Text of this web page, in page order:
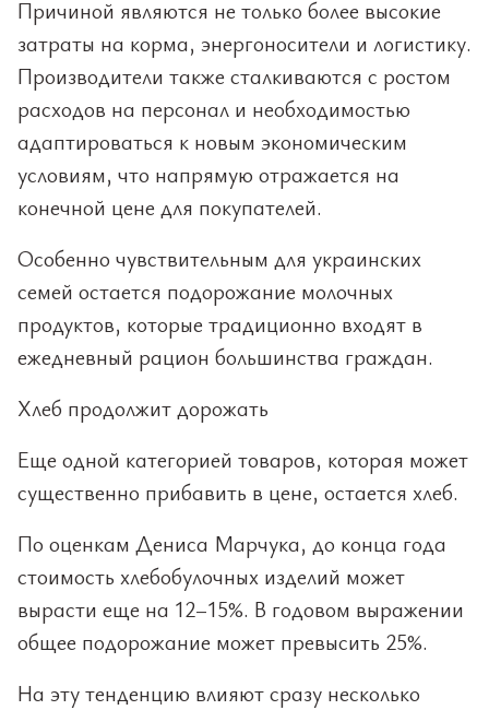
Причиной являются не только более высокие
затраты на корма, энергоносители и логистику.
Производители также сталкиваются с ростом
расходов на персонал и необходимостью
адаптироваться к новым экономическим
условиям, что напрямую отражается на
конечной цене для покупателей.
Особенно чувствительным для украинских
семей остается подорожание молочных
продуктов, которые традиционно входят в
ежедневный рацион большинства граждан.
Хлеб продолжит дорожать
Еще одной категорией товаров, которая может
существенно прибавить в цене, остается хлеб.
По оценкам Дениса Марчука, до конца года
стоимость хлебобулочных изделий может
вырасти еще на 12–15%. В годовом выражении
общее подорожание может превысить 25%.
На эту тенденцию влияют сразу несколько